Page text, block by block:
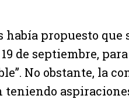
había propuesto
de septiembre,
No obstante, la
teniendo